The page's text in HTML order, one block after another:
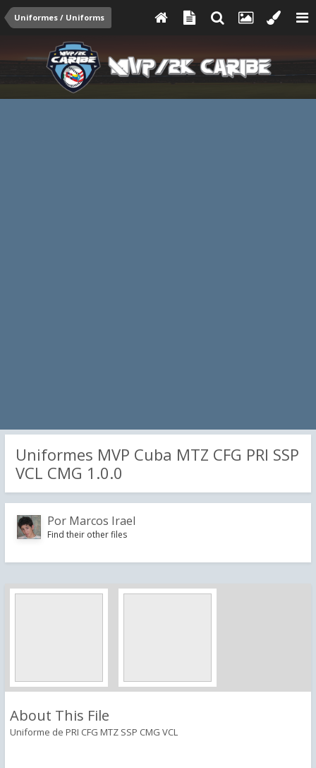
Uniformes / Uniforms
Uniformes MVP Cuba MTZ CFG PRI SSP
VCL CMG 1.0.0
Por Marcos Irael
Find their other files
About This File
Uniforme de PRI CFG MTZ SSP CMG VCL